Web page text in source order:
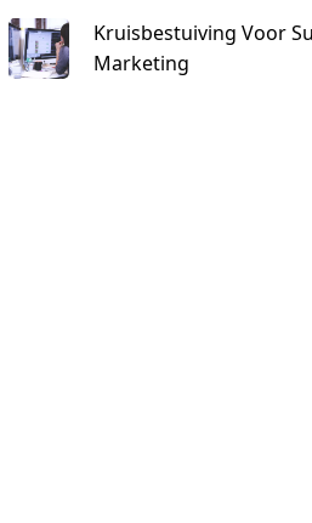
Kruisbestuiving Voor
Marketing